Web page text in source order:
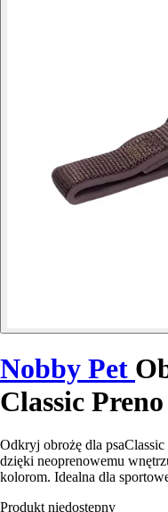
Nobby Pet
Classic Preno
Odkryj obrożę dla
dzięki neoprenowemu
kolorom. Idealna dla
Produkt niedostępny